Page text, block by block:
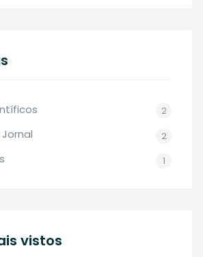
2
2
1
vistos